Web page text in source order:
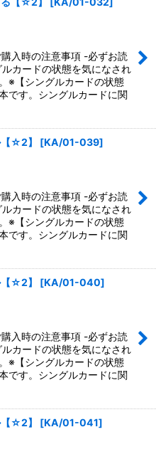
入時の注意事項 -必ずお読
カードの状態を気になされ
※【シングルカードの状態
です。シングルカードに関
☆2】 [KA/01-039]
入時の注意事項 -必ずお読
カードの状態を気になされ
※【シングルカードの状態
です。シングルカードに関
☆2】 [KA/01-040]
入時の注意事項 -必ずお読
カードの状態を気になされ
※【シングルカードの状態
です。シングルカードに関
☆2】 [KA/01-041]